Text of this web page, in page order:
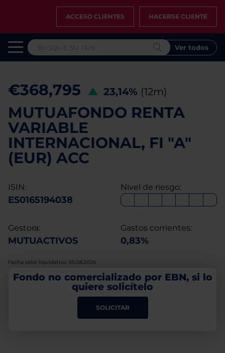
ACCESO CLIENTES HACERSE CLIENTE
Ver todos
€368,795 23,14% (12m)
MUTUAFONDO RENTA
VARIABLE
INTERNACIONAL, FI "A"
(EUR) ACC
ISIN:
ES0165194038
Nivel de riesgo:
Gestora:
MUTUACTIVOS
Gastos corrientes:
0,83%
Fecha valor liquidativo: 05.08.2026
Fondo no comercializado por EBN, si lo
quiere solicítelo
SOLICITAR